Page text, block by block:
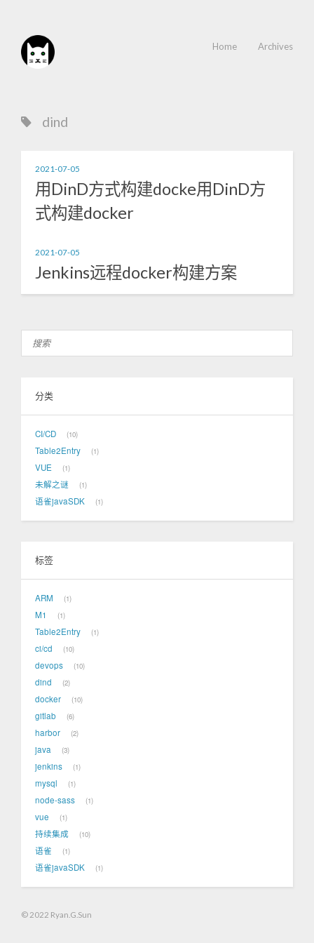
Home Archives
dind
2021-07-05
用DinD方式构建docke用DinD方
式构建docker
2021-07-05
Jenkins远程docker构建方案
分类
CI/CD 10
Table2Entry 1
VUE 1
未解之谜 1
语雀javaSDK 1
标签
ARM 1
M1 1
Table2Entry 1
ci/cd 10
devops 10
dind 2
docker 10
gitlab 6
harbor 2
java 3
jenkins 1
mysql 1
node-sass 1
vue 1
持续集成 10
语雀 1
语雀javaSDK 1
© 2022 Ryan.G.Sun